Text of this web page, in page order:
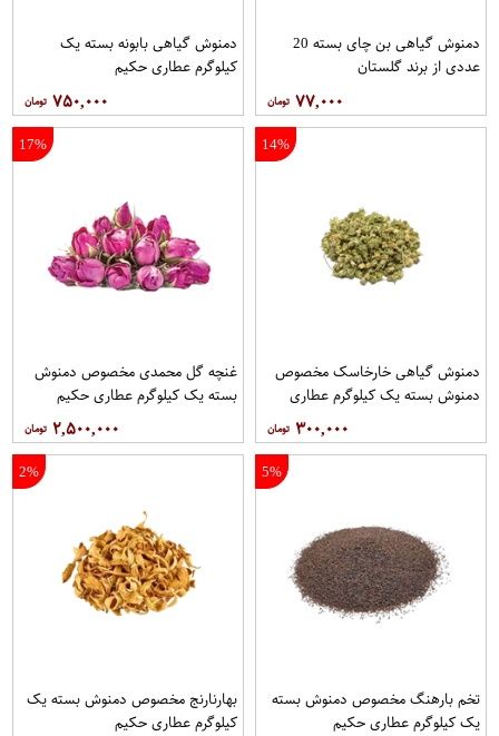
دمنوش گیاهی بن چای بسته 20
عددی از برند گلستان
۷۷,۰۰۰
دمنوش گیاهی بابونه بسته یک
کیلوگرم عطاری حکیم
۷۵۰,۰۰۰
14%
دمنوش گیاهی خارخاسک مخصوص
دمنوش بسته یک کیلوگرم عطاری
۳۰۰,۰۰۰
17%
غنچه گل محمدی مخصوص دمنوش
بسته یک کیلوگرم عطاری حکیم
۲,۵۰۰,۰۰۰
5%
تخم بارهنگ مخصوص دمنوش بسته
یک کیلوگرم عطاری حکیم
2%
بهارنارنج مخصوص دمنوش بسته یک
کیلوگرم عطاری حکیم